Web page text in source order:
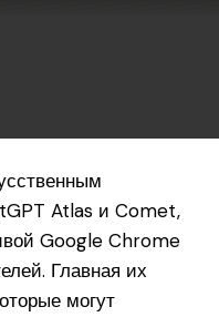
Atlas и Comet,
Google Chrome
Главная их
могут